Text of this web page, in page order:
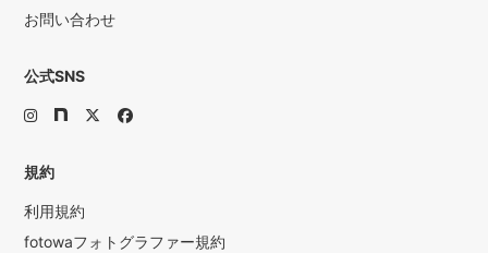
お問い合わせ
公式SNS
規約
利用規約
fotowaフォトグラファー規約